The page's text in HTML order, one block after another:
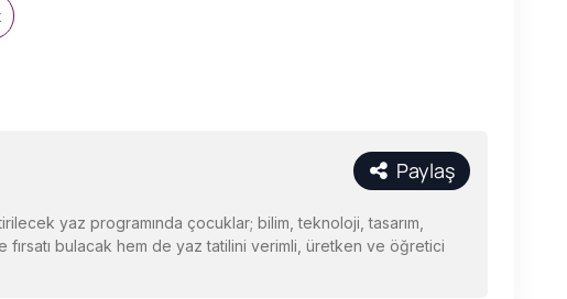
Paylaş
yaz programında çocuklar; bilim, teknoloji, tasarım,
bulacak hem de yaz tatilini verimli, üretken ve öğretici